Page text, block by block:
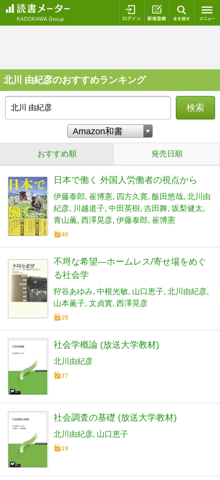
ログイン 新規登録
北川 由紀彦のおすすめランキング
検索
おすすめ順 発売日順
日本で働く 外国人労働者の視点から
伊藤泰郎 崔博憲 四方久寛 飯田悠哉 北川由
紀彦
川越道子 中田英樹 吉田舞 坂梨健太
青山薫 西澤晃彦 伊藤泰郎 崔博憲
40
不埒な希望―ホームレス/寄せ場をめぐ
る社会学
狩谷あゆみ 中根光敏 山口恵子 北川由紀彦
山本薫子 文貞實 西澤晃彦
29
社会学概論 (放送大学教材)
北川由紀彦
27
社会調査の基礎 (放送大学教材)
北川由紀彦 山口恵子
19